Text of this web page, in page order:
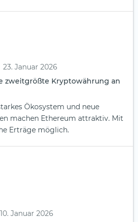
23. Januar 2026
zweitgrößte Kryptowährung an
Ökosystem und neue
machen Ethereum attraktiv. Mit
Erträge möglich.
10. Januar 2026